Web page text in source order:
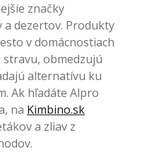
značky
dezertov. Produkty
v domácnostiach
obmedzujú
alternatívu ku
Ak hľadáte Alpro
na Kimbino.sk
a zliav z